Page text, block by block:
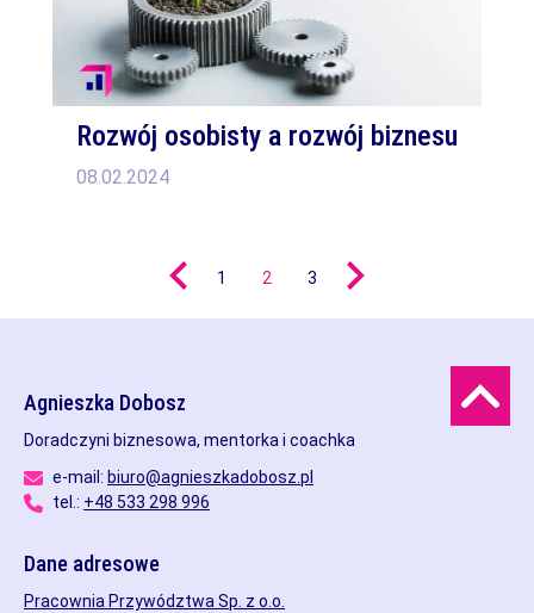
Rozwój osobisty a rozwój biznesu
08.02.2024
1 2 3
Agnieszka Dobosz
Doradczyni biznesowa, mentorka i coachka
e-mail: biuro@agnieszkadobosz.pl
tel.: +48 533 298 996
Dane adresowe
Pracownia Przywództwa Sp. z o.o.